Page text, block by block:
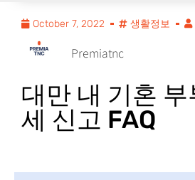
October 7, 2022 생활정보
Premiatnc
대만 내 기혼
세 신고 FAQ